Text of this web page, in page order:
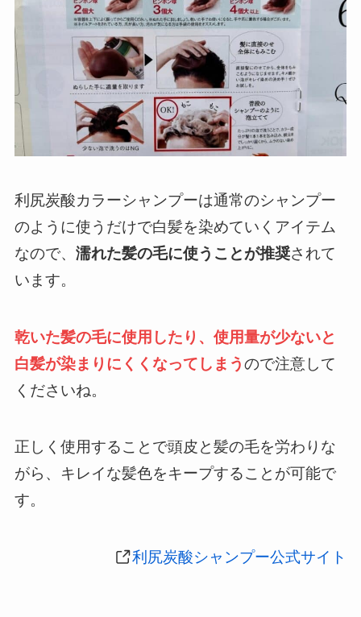
利尻炭酸カラーシャンプーは通常のシャンプー
のように使うだけで白髪を染めていくアイテム
なので、 濡れた髪の毛に使うことが推奨されて
います。
乾いた髪の毛に使用したり、使用量が少ないと
白髪が染まりにくくなってしまうので注意して
くださいね。
正しく使用することで頭皮と髪の毛を労わりな
がら、キレイな髪色をキープすることが可能で
す。
利尻炭酸シャンプー公式サイト